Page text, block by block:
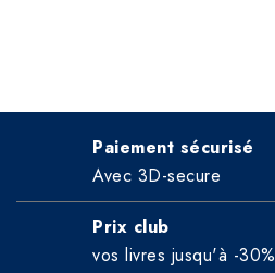
Paiement sécurisé
Avec 3D-secure
Prix club
vos livres jusqu'à -30%